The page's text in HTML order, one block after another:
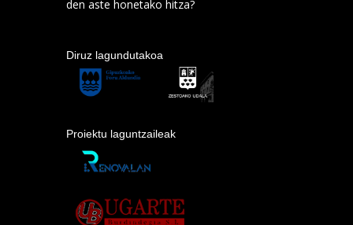
den aste honetako hitza?
Diruz lagundutakoa
Proiektu laguntzaileak